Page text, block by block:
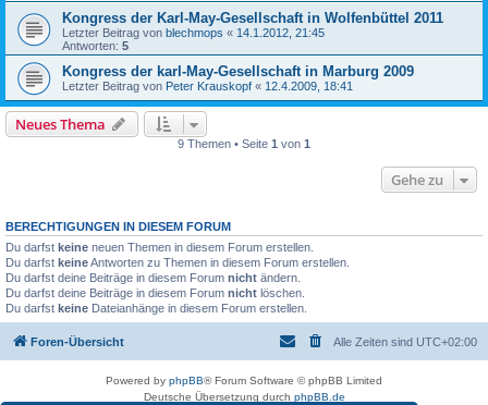
Kongress der Karl-May-Gesellschaft in Wolfenbüttel 2011
Letzter Beitrag von blechmops « 14.1.2012, 21:45
Antworten: 5
Kongress der karl-May-Gesellschaft in Marburg 2009
Letzter Beitrag von Peter Krauskopf « 12.4.2009, 18:41
Neues Thema
9 Themen • Seite 1 von 1
Gehe zu
BERECHTIGUNGEN IN DIESEM FORUM
Du darfst keine neuen Themen in diesem Forum erstellen.
Du darfst keineAntworten zu Themen in diesem Forum erstellen.
Du darfst deine Beiträge in diesem Forum nicht ändern.
Du darfst deine Beiträge in diesem Forum nicht löschen.
Du darfst keine Dateianhänge in diesem Forum erstellen.
Foren-Übersicht Alle Zeiten sind UTC+02:00
Powered by phpBB® Forum Software © phpBB Limited
Deutsche Übersetzung durch phpBB.de